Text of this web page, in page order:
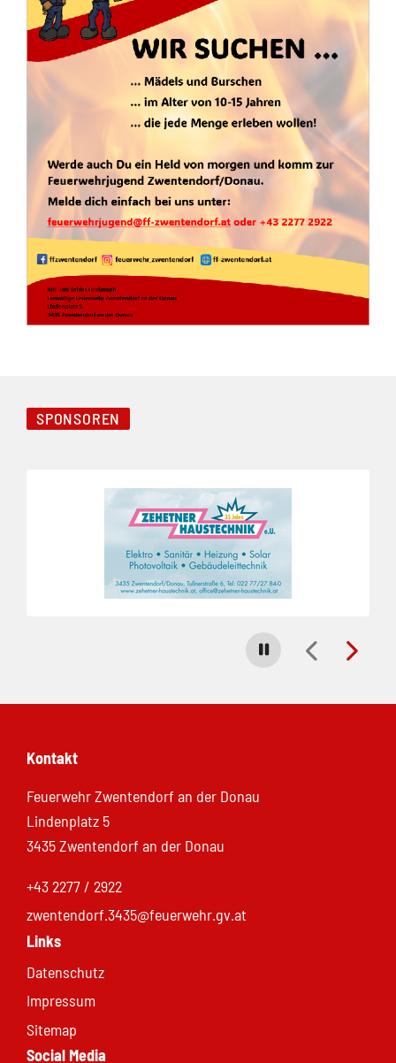
SPONSOREN
Carousel stoppen
Kontakt
Feuerwehr Zwentendorf an der Donau
Lindenplatz 5
3435 Zwentendorf an der Donau
+43 2277 / 2922
zwentendorf.3435@feuerwehr.gv.at
Links
Datenschutz
Impressum
Sitemap
Social Media